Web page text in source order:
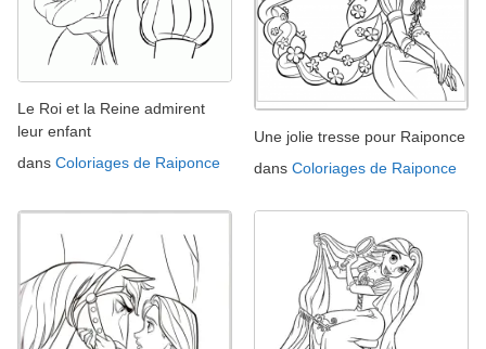
Le Roi et la Reine admirent
leur enfant
dans Coloriages de Raiponce
Une jolie tresse pour Raiponce
dans Coloriages de Raiponce